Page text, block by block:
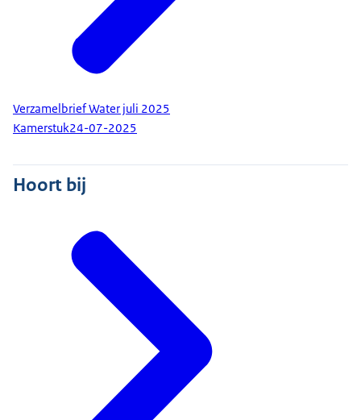
Verzamelbrief Water juli 2025
Kamerstuk24-07-2025
Hoort bij